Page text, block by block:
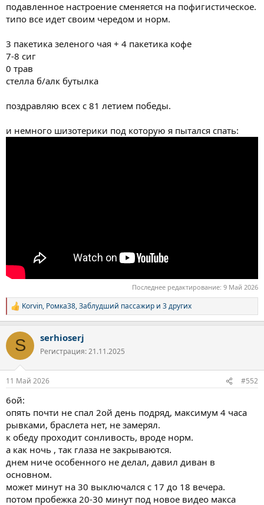
подавленное настроение сменяется на пофигистическое.
типо все идет своим чередом и норм.
3 пакетика зеленого чая + 4 пакетика кофе
7-8 сиг
0 трав
стелла б/алк бутылка
поздравляю всех с 81 летием победы.
и немного шизотерики под которую я пытался спать:
Последнее редактирование: 9 Май 2026
Р
е
к
и
Korvin, Ромка38,Заблудший пассажир и 3 других
S serhioserj
Регистрация: 21.11.2025
11 Май 2026 #552
6ой:
опять почти не спал 2ой день подряд, максимум 4 часа
рывками, браслета нет, не замерял.
к обеду проходит сонливость, вроде норм.
а как ночь , так глаза не закрываются.
днем ниче особенного не делал, давил диван в
основном.
может минут на 30 выключался с 17 до 18 вечера.
потом пробежка 20-30 минут под новое видео макса